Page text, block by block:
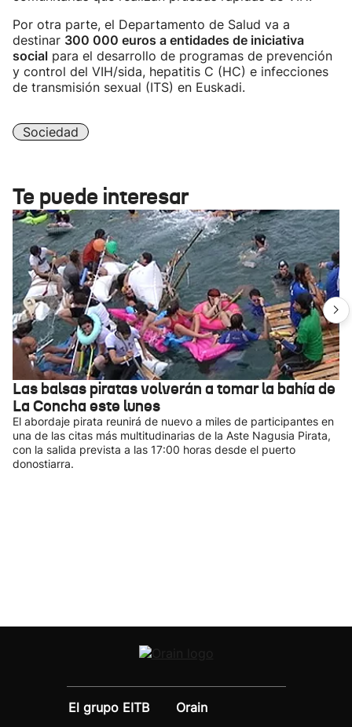
Por otra parte, el Departamento de Salud va a
destinar 300 000 euros a entidades de iniciativa
social para el desarrollo de programas de prevención
y control del VIH/sida, hepatitis C (HC) e infecciones
de transmisión sexual (ITS) en Euskadi.
Sociedad
Te puede interesar
Las balsas piratas volverán a tomar la bahía de
La Concha este lunes
El abordaje pirata reunirá de nuevo a miles de participantes en
una de las citas más multitudinarias de la Aste Nagusia Pirata,
con la salida prevista a las 17:00 horas desde el puerto
donostiarra.
El grupo EITB
Orain